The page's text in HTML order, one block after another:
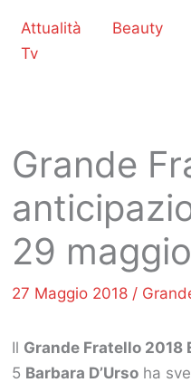
Attualità Beauty
Tv
Grande
29
27 Maggio 2018 /
Il Grande Fratello 2018
5 Barbara D’Urso ha